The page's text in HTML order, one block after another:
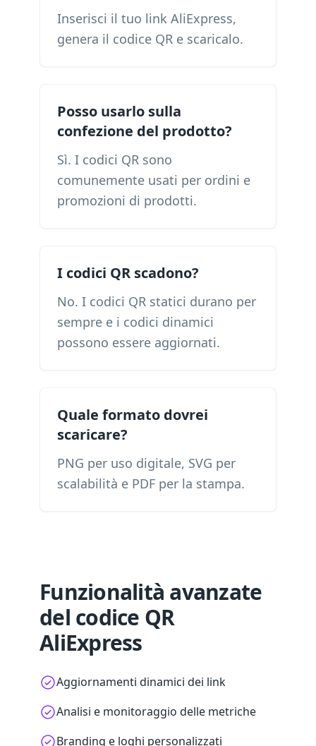
Inserisci il tuo link AliExpress,
genera il codice QR e scaricalo.
Posso usarlo sulla
confezione del prodotto?
Sì. I codici QR sono
comunemente usati per ordini e
promozioni di prodotti.
I codici QR scadono?
No. I codici QR statici durano per
sempre e i codici dinamici
possono essere aggiornati.
Quale formato dovrei
scaricare?
PNG per uso digitale, SVG per
scalabilità e PDF per la stampa.
Funzionalità avanzate
del codice QR
AliExpress
Aggiornamenti dinamici dei link
Analisi e monitoraggio delle metriche
Branding e loghi personalizzati